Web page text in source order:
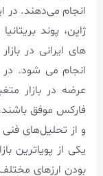
انجام می‌دهند. در
ژاپن، پوند
های ایرانی در
انجام می شود. در
عرضه در بازار
فارکس موفق باشند،
و از تحلیل‌های فنی
یکی از پویاترین
بودن ارزهای